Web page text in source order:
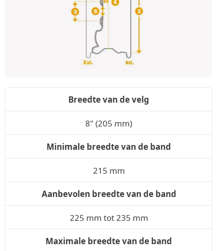
Breedte van de velg
8" (205 mm)
Minimale breedte van de band
215 mm
Aanbevolen breedte van de band
225 mm tot 235 mm
Maximale breedte van de band